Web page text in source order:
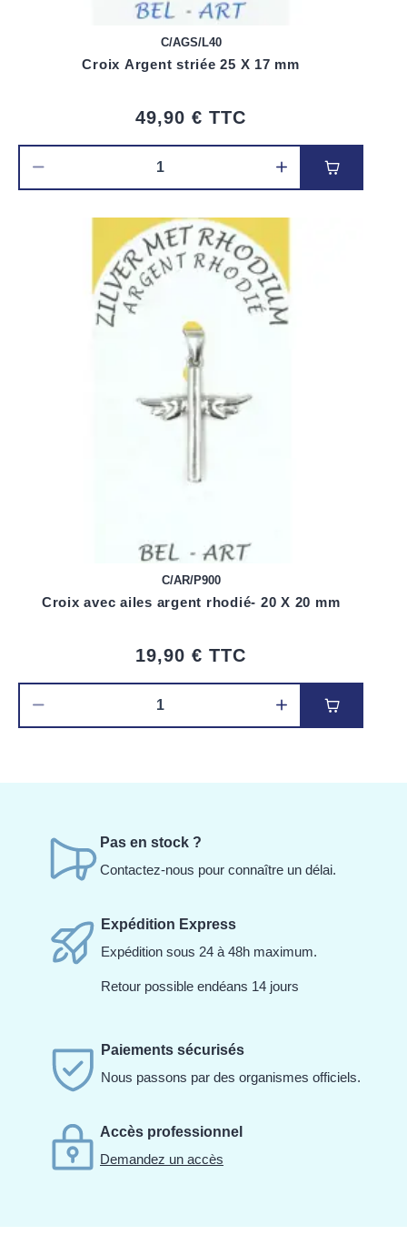
C/AGS/L40
Croix Argent striée 25 X 17 mm
49,90 € TTC
Ajouter au
C/AR/P900
Croix avec ailes argent rhodié- 20 X 20 mm
19,90 € TTC
Ajouter au
Pas en stock ?
Contactez-nous pour connaître un délai.
Expédition Express
Expédition sous 24 à 48h maximum.
Retour possible endéans 14 jours
Paiements sécurisés
Nous passons par des organismes officiels.
Accès professionnel
Demandez un accès